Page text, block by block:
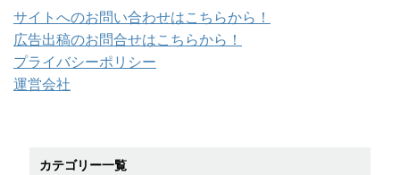
サイトへのお問い合わせはこちらから！
広告出稿のお問合せはこちらから！
プライバシーポリシー
運営会社
カテゴリー一覧